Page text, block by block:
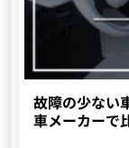
故障の少ない
車メーカーで